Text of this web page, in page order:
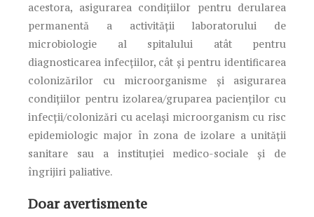
acestora, asigurarea condițiilor pentru derularea
permanentă a activității laboratorului de
microbiologie al spitalului atât pentru
diagnosticarea infecțiilor, cât și pentru identificarea
colonizărilor cu microorganisme și asigurarea
condițiilor pentru izolarea/gruparea pacienților cu
infecții/colonizări cu același microorganism cu risc
epidemiologic major în zona de izolare a unității
sanitare sau a instituției medico-sociale și de
îngrijiri paliative.
Doar avertismente